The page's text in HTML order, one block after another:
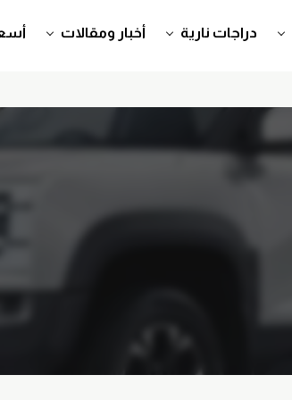
دراجات نارية أخبار ومقالات